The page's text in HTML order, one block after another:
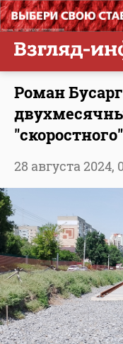
Роман
28 августа 2024,